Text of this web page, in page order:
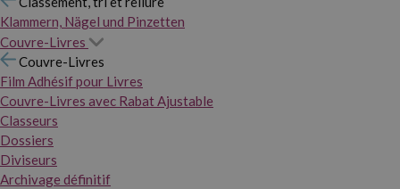
Klammern, Nägel und Pinzetten
Couvre-Livres
Couvre-Livres
Film Adhésif pour Livres
Couvre-Livres avec Rabat Ajustable
Classeurs
Dossiers
Diviseurs
Archivage définitif